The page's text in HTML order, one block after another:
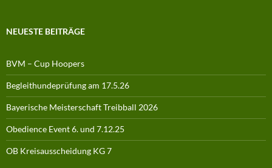
NEUESTE BEITRÄGE
BVM – Cup Hoopers
Begleithundeprüfung am 17.5.26
Bayerische Meisterschaft Treibball 2026
Obedience Event 6. und 7.12.25
OB Kreisausscheidung KG 7